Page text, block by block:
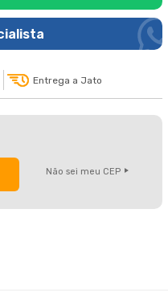
Entrega a Jato
Não sei meu CEP